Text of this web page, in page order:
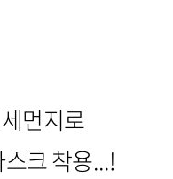
먼지로
크 착용...!